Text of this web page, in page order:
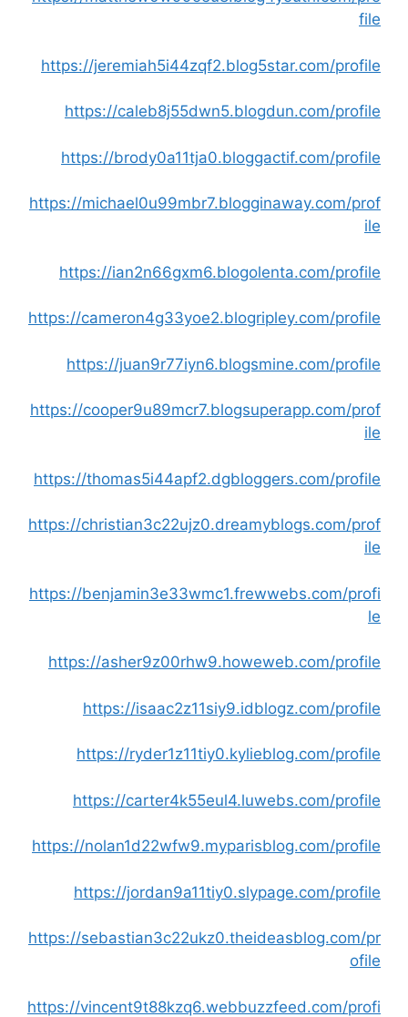
file
https://jeremiah5i44zqf2.blog5star.com/profile
https://caleb8j55dwn5.blogdun.com/profile
https://brody0a11tja0.bloggactif.com/profile
https://michael0u99mbr7.blogginaway.com/prof
ile
https://ian2n66gxm6.blogolenta.com/profile
https://cameron4g33yoe2.blogripley.com/profile
https://juan9r77iyn6.blogsmine.com/profile
https://cooper9u89mcr7.blogsuperapp.com/prof
ile
https://thomas5i44apf2.dgbloggers.com/profile
https://christian3c22ujz0.dreamyblogs.com/prof
ile
https://benjamin3e33wmc1.frewwebs.com/profi
le
https://asher9z00rhw9.howeweb.com/profile
https://isaac2z11siy9.idblogz.com/profile
https://ryder1z11tiy0.kylieblog.com/profile
https://carter4k55eul4.luwebs.com/profile
https://nolan1d22wfw9.myparisblog.com/profile
https://jordan9a11tiy0.slypage.com/profile
https://sebastian3c22ukz0.theideasblog.com/pr
ofile
https://vincent9t88kzq6.webbuzzfeed.com/profi